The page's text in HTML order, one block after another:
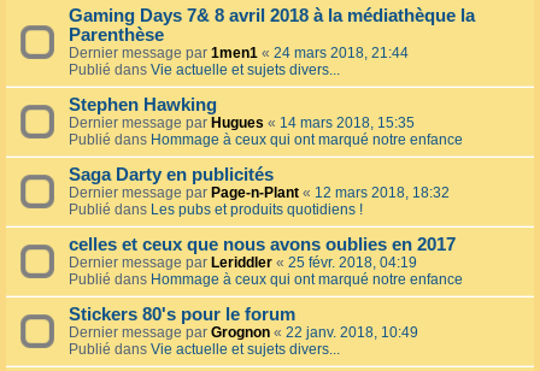
Gaming Days 7& 8 avril 2018 à la médiathèque la
Parenthèse
Dernier message par 1men1 « 24 mars 2018, 21:44
Publié dans Vie actuelle et sujets divers...
Stephen Hawking
Dernier message par Hugues « 14 mars 2018, 15:35
Publié dans Hommage à ceux qui ont marqué notre enfance
Saga Darty en publicités
Dernier message par Page-n-Plant « 12 mars 2018, 18:32
Publié dans Les pubs et produits quotidiens !
celles et ceux que nous avons oublies en 2017
Dernier message par Leriddler « 25 févr. 2018, 04:19
Publié dans Hommage à ceux qui ont marqué notre enfance
Stickers 80's pour le forum
Dernier message par Grognon « 22 janv. 2018, 10:49
Publié dans Vie actuelle et sujets divers...